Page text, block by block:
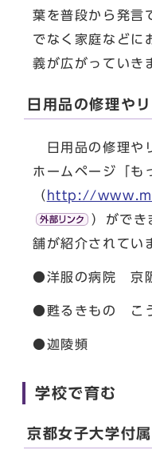
葉を普段から発言
でなく家庭などに
義が広がっていき
日用品の修理や
日用品の修理や
ホームページ「も
（ http://
）ができ
舗が紹介されてい
●洋服の病院 京
●甦るきもの こ
●迦陵頻
学校で育む
京都女子大学付